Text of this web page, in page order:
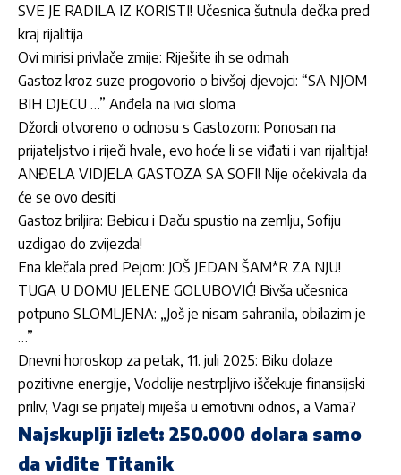
SVE JE RADILA IZ KORISTI! Učesnica šutnula dečka pred
kraj rijalitija
Ovi mirisi privlače zmije: Riješite ih se odmah
Gastoz kroz suze progovorio o bivšoj djevojci: “SA NJOM
BIH DJECU …” Anđela na ivici sloma
Džordi otvoreno o odnosu s Gastozom: Ponosan na
prijateljstvo i riječi hvale, evo hoće li se viđati i van rijalitija!
ANĐELA VIDJELA GASTOZA SA SOFI! Nije očekivala da
će se ovo desiti
Gastoz briljira: Bebicu i Daču spustio na zemlju, Sofiju
uzdigao do zvijezda!
Ena klečala pred Pejom: JOŠ JEDAN ŠAM*R ZA NJU!
TUGA U DOMU JELENE GOLUBOVIĆ! Bivša učesnica
potpuno SLOMLJENA: „Još je nisam sahranila, obilazim je
…”
Dnevni horoskop za petak, 11. juli 2025: Biku dolaze
pozitivne energije, Vodolije nestrpljivo iščekuje finansijski
priliv, Vagi se prijatelj miješa u emotivni odnos, a Vama?
Najskuplji izlet: 250.000 dolara samo
da vidite Titanik